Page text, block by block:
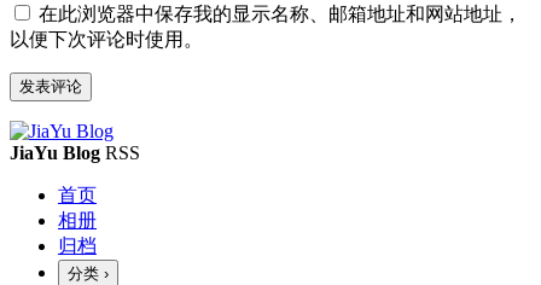
在此浏览器中保存我的显示名称、邮箱地址和网站地址，
以便下次评论时使用。
JiaYu Blog RSS
首页
相册
归档
分类 ›